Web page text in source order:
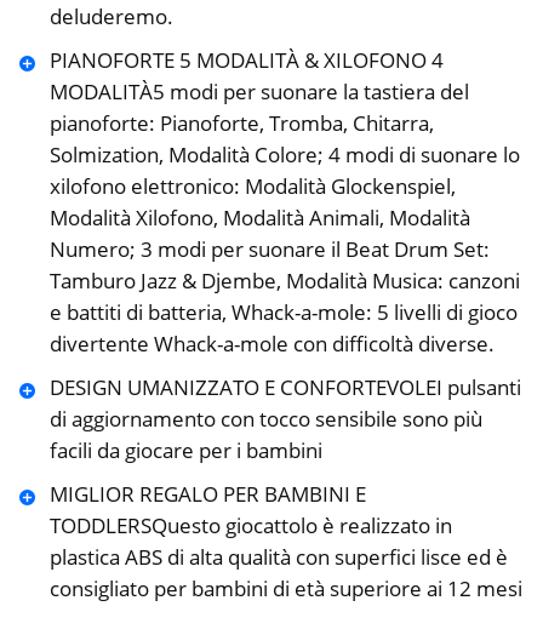
deluderemo.
PIANOFORTE 5 MODALITÀ & XILOFONO 4
MODALITÀ5 modi per suonare la tastiera del
pianoforte: Pianoforte, Tromba, Chitarra,
Solmization, Modalità Colore; 4 modi di suonare lo
xilofono elettronico: Modalità Glockenspiel,
Modalità Xilofono, Modalità Animali, Modalità
Numero; 3 modi per suonare il Beat Drum Set:
Tamburo Jazz & Djembe, Modalità Musica: canzoni
e battiti di batteria, Whack-a-mole: 5 livelli di gioco
divertente Whack-a-mole con difficoltà diverse.
DESIGN UMANIZZATO E CONFORTEVOLEI pulsanti
di aggiornamento con tocco sensibile sono più
facili da giocare per i bambini
MIGLIOR REGALO PER BAMBINI E
TODDLERSQuesto giocattolo è realizzato in
plastica ABS di alta qualità con superfici lisce ed è
consigliato per bambini di età superiore ai 12 mesi